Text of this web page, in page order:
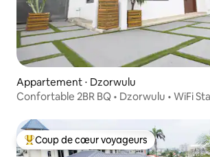
Appartement ⋅ Dzorwulu
Confortable 2BR BQ • Dzorwulu • WiFi
Coups de cœur voyageurs les plus
Coup de cœur voyageurs